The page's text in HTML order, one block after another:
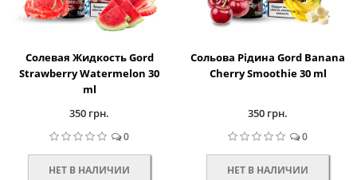
Солевая Жидкость Gord
Strawberry Watermelon 30
ml
350 грн.
0
НЕТ В НАЛИЧИИ
Сольова Рідина Gord Banana
Cherry Smoothie 30 ml
350 грн.
0
НЕТ В НАЛИЧИИ